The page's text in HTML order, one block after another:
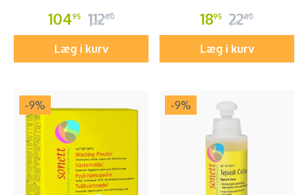
10495 11200
Læg i kurv
1895 2200
Læg i kurv
-9% -9%